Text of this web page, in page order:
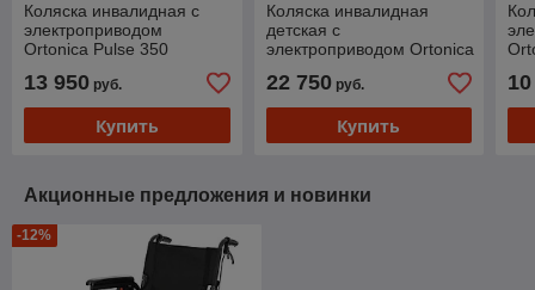
Коляска инвалидная с
электроприводом
Ortonica Pulse 350
13 950 руб.
Купить
Коляска инвалидная
детская с
электроприводом Ortonica
22 750руб.
Купить
Акционные предложения и новинки
-12%